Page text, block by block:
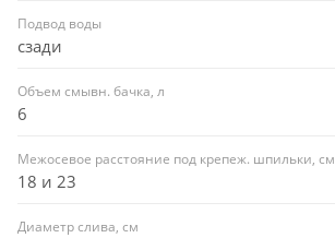
Подвод воды
сзади
Объем смывн. бачка, л
6
Межосевое расстояние под крепеж. шпильки, см
18 и 23
Диаметр слива, см